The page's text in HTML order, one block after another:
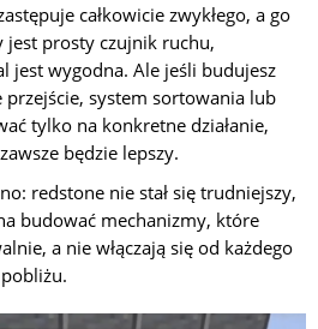
całkowicie zwykłego, a go
jest prosty czujnik ruchu,
jest wygodna. Ale jeśli budujesz
system sortowania lub
tylko na konkretne działanie,
będzie lepszy.
redstone nie stał się trudniejszy,
budować mechanizmy, które
a nie włączają się od każdego